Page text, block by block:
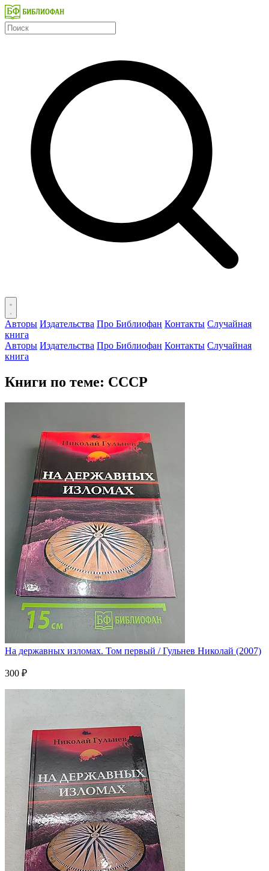
Авторы Издательства Про Библиофан Контакты Случайная
книга
Авторы Издательства Про Библиофан Контакты Случайная
книга
Книги по теме: СССР
На державных изломах. Том первый / Гульнев Николай (2007)
300 ₽